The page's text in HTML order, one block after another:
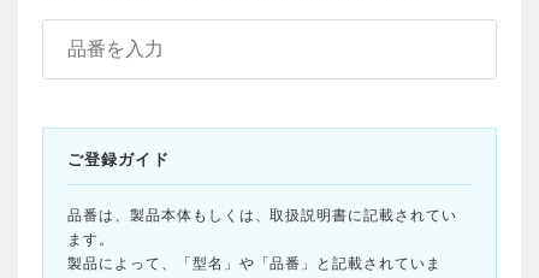
ご登録ガイド
品番は、製品本体もしくは、取扱説明書に記載されてい
ます。
製品によって、「型名」や「品番」と記載されていま